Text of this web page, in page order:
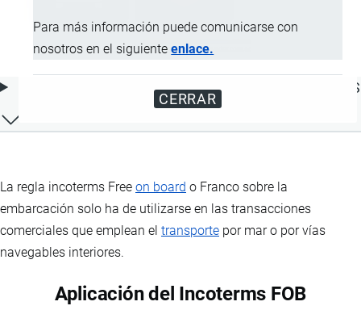
Para más información puede comunicarse con
nosotros en el siguienteenlace.
CERRAR
ÍNDICE DE CONTENIDOS
La regla incoterms Free on board o Franco sobre la
embarcación solo ha de utilizarse en las transacciones
comerciales que emplean el transporte por mar o por vías
navegables interiores.
Aplicación del Incoterms FOB